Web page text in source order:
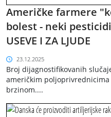
Američke farmere
bolest - neki pesticidi
USEVE I ZA LJUDE
23.12.2025
Broj dijagnostifikovanih
američkim
brzinom....